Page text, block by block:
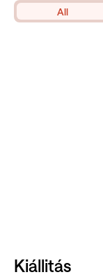
All
Kiállitás